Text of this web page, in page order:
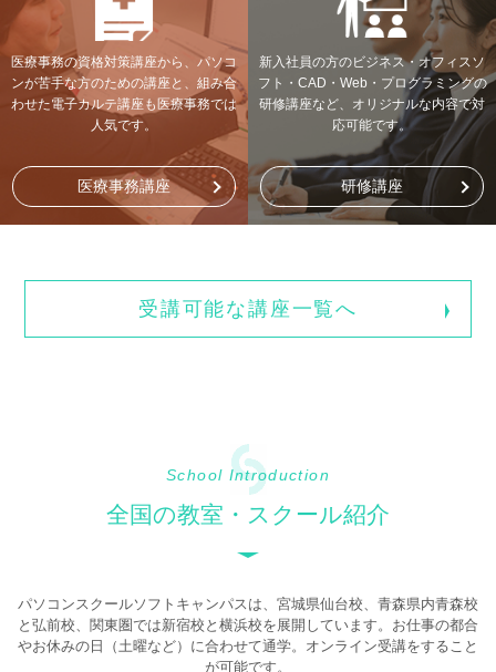
医療事務の資格対策講座から、パソコ
ンが苦手な方のための講座と、組み合
わせた電子カルテ講座も医療事務では
人気です。
医療事務講座
新入社員の方のビジネス・オフィスソ
フト・CAD・Web・プログラミングの
研修講座など、オリジナルな内容で対
応可能です。
研修講座
受講可能な講座一覧へ
School Introduction
全国の教室・スクール紹介
パソコンスクールソフトキャンパスは、宮城県仙台校、青森県内青森校
と弘前校、関東圏では新宿校と横浜校を展開しています。お仕事の都合
やお休みの日（土曜など）に合わせて通学。オンライン受講をすること
が可能です。